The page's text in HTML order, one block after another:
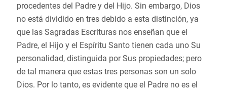
procedentes del Padre y del Hijo. Sin embargo, Dios
no está dividido en tres debido a esta distinción, ya
que las Sagradas Escrituras nos enseñan que el
Padre, el Hijo y el Espíritu Santo tienen cada uno Su
personalidad, distinguida por Sus propiedades; pero
de tal manera que estas tres personas son un solo
Dios. Por lo tanto, es evidente que el Padre no es el